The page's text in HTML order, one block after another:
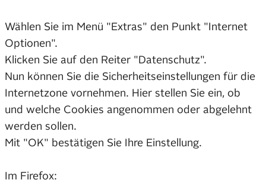
Wählen Sie im Menü "Extras" den Punkt "Internet
Optionen".
Klicken Sie auf den Reiter "Datenschutz".
Nun können Sie die Sicherheitseinstellungen für die
Internetzone vornehmen. Hier stellen Sie ein, ob
und welche Cookies angenommen oder abgelehnt
werden sollen.
Mit "OK" bestätigen Sie Ihre Einstellung.
Im Firefox: